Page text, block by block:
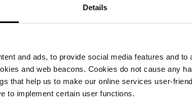
Details
and ads, to provide social media features and to
and web beacons. Cookies do not cause any
that help us to make our online services user-
to implement certain user functions.
Profesionalna tehnička podrška i servis
PRIJAVI SE NA NEWSLETTER